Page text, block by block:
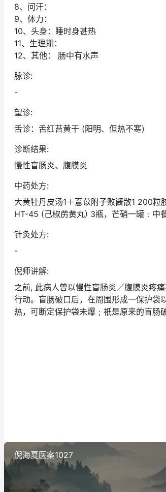
8、问汗：
9、体力：
10、头身：睡时身甚热
11、生理期：
12、其他： 肠中有水声
脉诊:
-
望诊:
舌诊：舌红苔黄干 (阳明、但热不寒)
诊断结果:
慢性盲肠炎、腹膜炎
中药处方:
大黄牡丹皮汤1＋薏苡附子败酱散1 200粒
HT-45 (己椒苈黄丸) 3瓶，芒硝一罐﹕中
针灸处方:
-
倪师讲解:
之前, 此病人曾以慢性盲肠炎／腹膜炎疼
行动。盲肠破口后，在周围形成一保护袋
热，可断定保护袋未爆﹔祇是原来的盲肠
倪海夏医案1027